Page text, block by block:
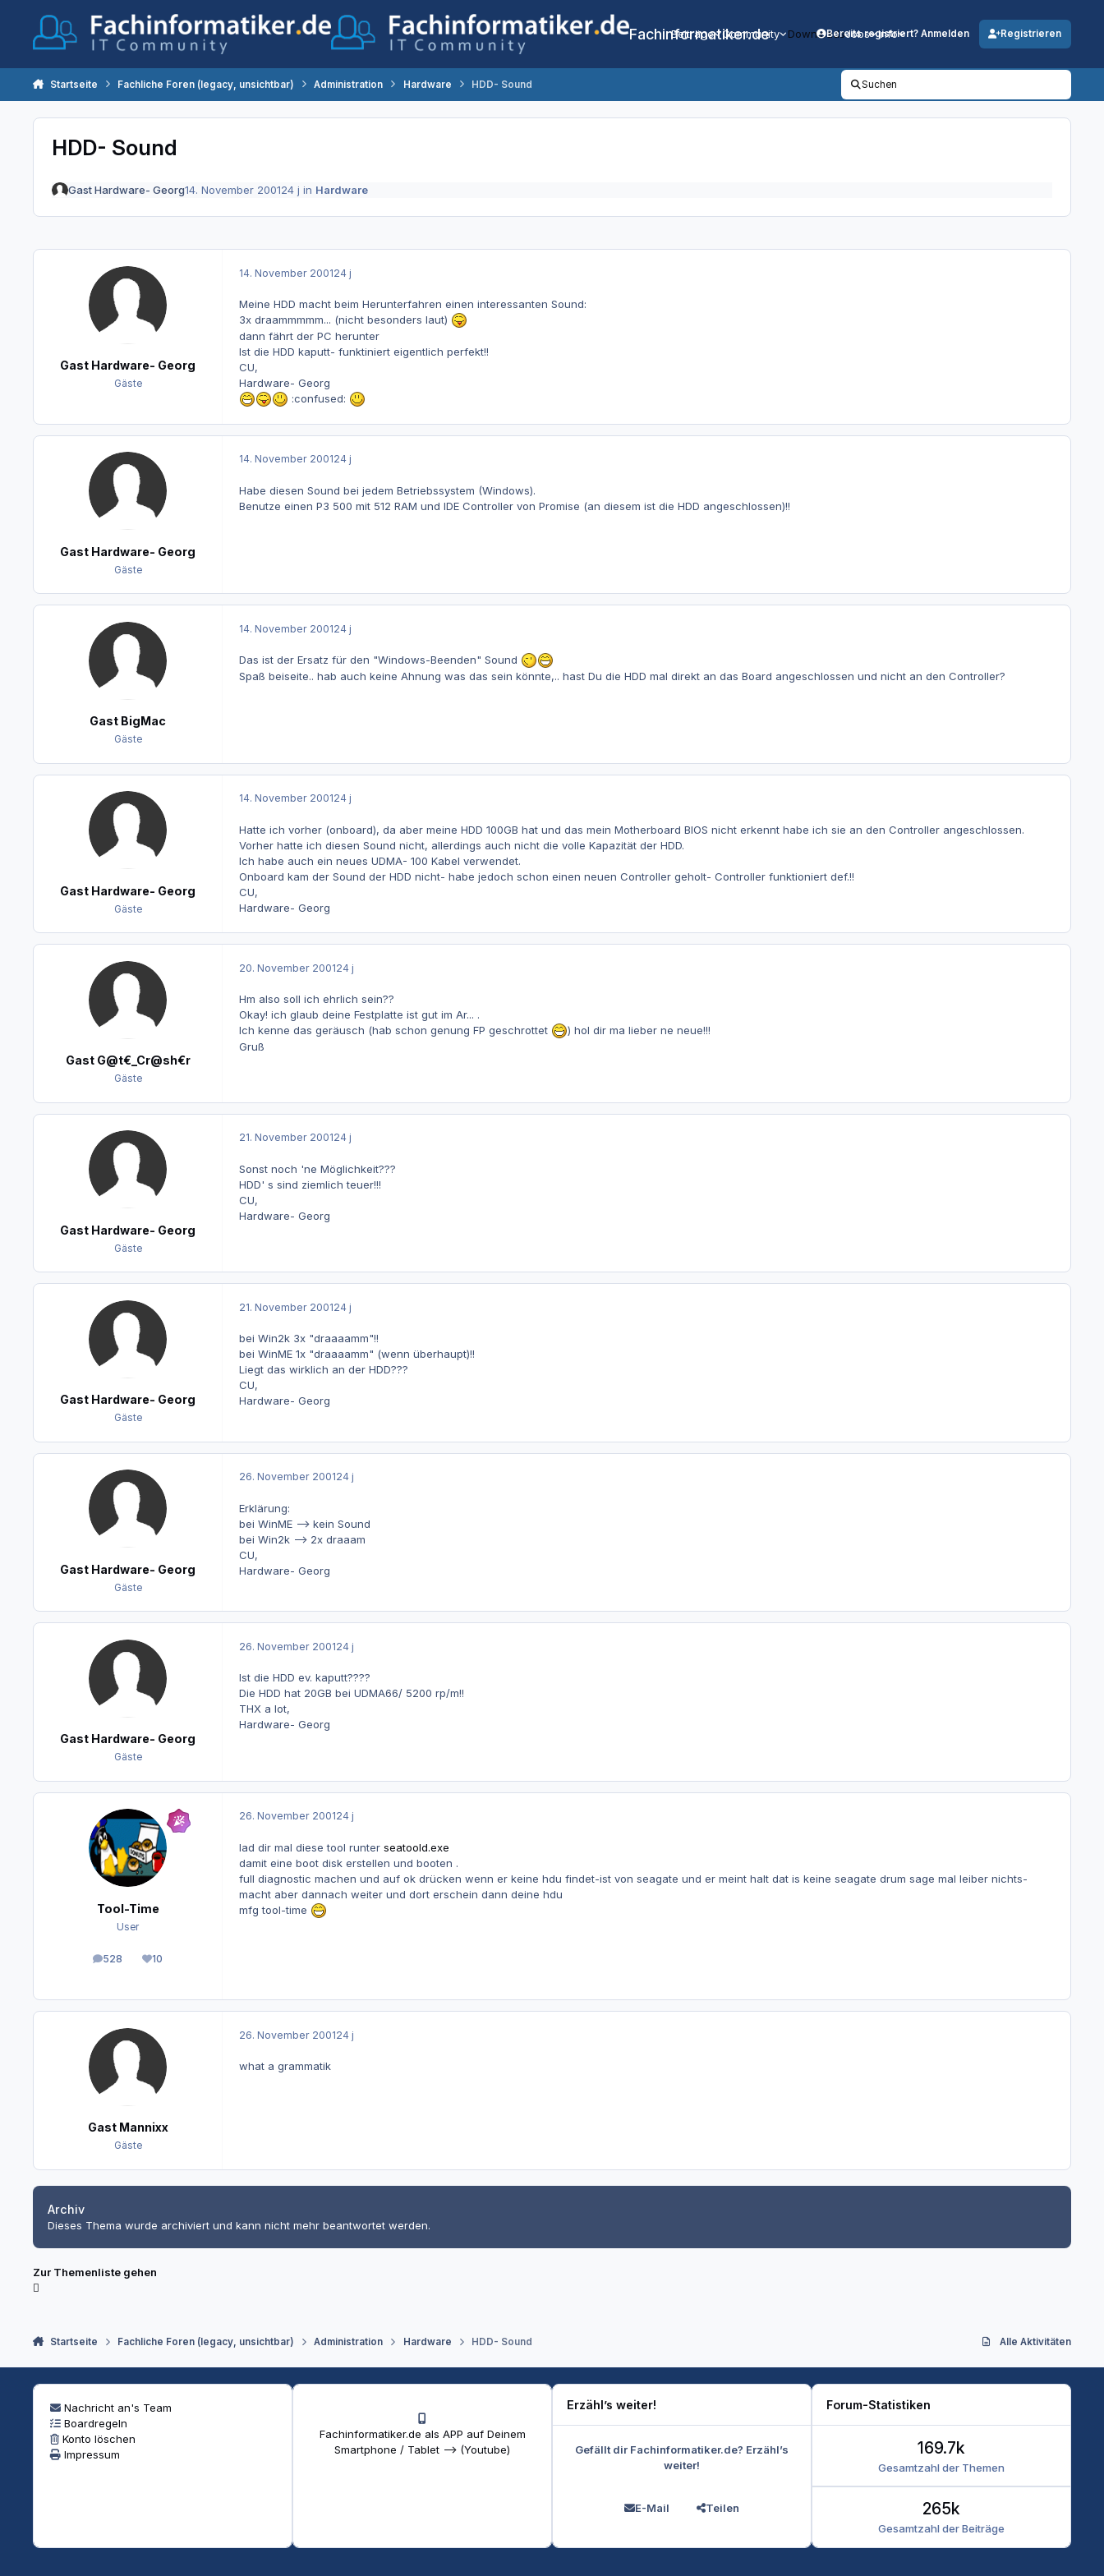
Fachinformatiker.de
Beiträge Community DownloadsJobs Info
Bereits registriert? Anmelden Registrieren
Startseite Fachliche Foren (legacy, unsichtbar) Administration Hardware HDD- Sound Suchen
HDD- Sound
Gast Hardware- Georg14. November 200124 j in Hardware
Gast Hardware- Georg
Gäste
14. November 200124 j
Meine HDD macht beim Herunterfahren einen interessanten Sound:
3x draammmmm... (nicht besonders laut)
dann fährt der PC herunter
Ist die HDD kaputt- funktiniert eigentlich perfekt!!
CU,
Hardware- Georg
:confused:
Gast Hardware- Georg
Gäste
14. November 200124 j
Habe diesen Sound bei jedem Betriebssystem (Windows).
Benutze einen P3 500 mit 512 RAM und IDE Controller von Promise (an diesem ist die HDD angeschlossen)!!
Gast BigMac
Gäste
14. November 200124 j
Das ist der Ersatz für den "Windows-Beenden" Sound
Spaß beiseite.. hab auch keine Ahnung was das sein könnte,.. hast Du die HDD mal direkt an das Board angeschlossen und nicht an den Controller?
Gast Hardware- Georg
Gäste
14. November 200124 j
Hatte ich vorher (onboard), da aber meine HDD 100GB hat und das mein Motherboard BIOS nicht erkennt habe ich sie an den Controller angeschlossen.
Vorher hatte ich diesen Sound nicht, allerdings auch nicht die volle Kapazität der HDD.
Ich habe auch ein neues UDMA- 100 Kabel verwendet.
Onboard kam der Sound der HDD nicht- habe jedoch schon einen neuen Controller geholt- Controller funktioniert def.!!
CU,
Hardware- Georg
Gast G@t€_Cr@sh€r
Gäste
20. November 200124 j
Hm also soll ich ehrlich sein??
Okay! ich glaub deine Festplatte ist gut im Ar... .
Ich kenne das geräusch (hab schon genung FP geschrottet
) hol dir ma lieber ne neue!!!
Gruß
Gast Hardware- Georg
Gäste
21. November 200124 j
Sonst noch 'ne Möglichkeit???
HDD' s sind ziemlich teuer!!!
CU,
Hardware- Georg
Gast Hardware- Georg
Gäste
21. November 200124 j
bei Win2k 3x "draaaamm"!!
bei WinME 1x "draaaamm" (wenn überhaupt)!!
Liegt das wirklich an der HDD???
CU,
Hardware- Georg
Gast Hardware- Georg
Gäste
26. November 200124 j
Erklärung:
bei WinME --> kein Sound
bei Win2k --> 2x draaam
CU,
Hardware- Georg
Gast Hardware- Georg
Gäste
26. November 200124 j
Ist die HDD ev. kaputt????
Die HDD hat 20GB bei UDMA66/ 5200 rp/m!!
THX a lot,
Hardware- Georg
Tool-Time
User
528
Beiträge 10
Reputation
26. November 200124 j
lad dir mal diese tool runter seatoold.exe
damit eine boot disk erstellen und booten .
full diagnostic machen und auf ok drücken wenn er keine hdu findet-ist von seagate und er meint halt dat is keine seagate drum sage mal leiber nichts-
macht aber dannach weiter und dort erschein dann deine hdu
mfg tool-time
Gast Mannixx
Gäste
26. November 200124 j
what a grammatik
Archiv
Dieses Thema wurde archiviert und kann nicht mehr beantwortet werden.
Zur Themenliste gehen
Startseite Fachliche Foren (legacy, unsichtbar) Administration Hardware HDD- Sound Alle Aktivitäten
Nachricht an's Team
Boardregeln
Konto löschen
Impressum
Fachinformatiker.de als APP auf Deinem
Smartphone / Tablet --> (Youtube)
Erzähl’s weiter!
Gefällt dir Fachinformatiker.de? Erzähl’s
weiter!
E-Mail Teilen
Forum-Statistiken
Gesamtzahl der Themen
169.7k
Gesamtzahl der Beiträge
265k